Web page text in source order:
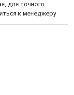
для точного
к менеджеру